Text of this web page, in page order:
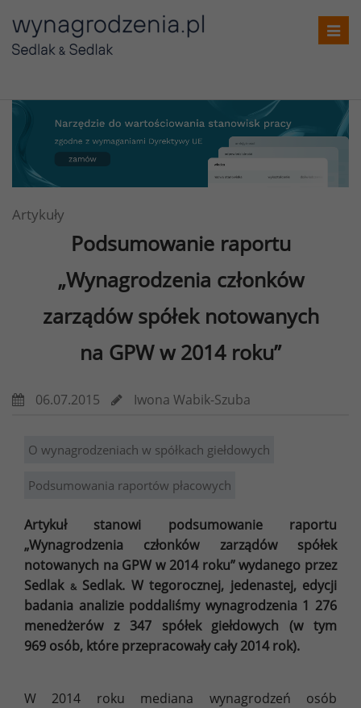
Artykuły
Podsumowanie raportu
„Wynagrodzenia członków
zarządów spółek notowanych
na GPW w 2014 roku”
06.07.2015 Iwona Wabik-Szuba
O wynagrodzeniach w spółkach giełdowych
Podsumowania raportów płacowych
Artykuł stanowi podsumowanie raportu
„Wynagrodzenia członków zarządów spółek
notowanych na GPW w 2014 roku” wydanego przez
Sedlak &Sedlak. W tegorocznej, jedenastej, edycji
badania analizie poddaliśmy wynagrodzenia 1 276
menedżerów z 347 spółek giełdowych (w tym
969 osób, które przepracowały cały 2014 rok).
W 2014 roku mediana wynagrodzeń osób